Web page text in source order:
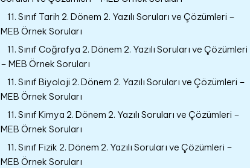
11. Sınıf Tarih 2. Dönem 2. Yazılı Soruları ve Çözümleri –
MEB Örnek Soruları
11. Sınıf Coğrafya 2. Dönem 2. Yazılı Soruları ve Çözümleri
– MEB Örnek Soruları
11. Sınıf Biyoloji 2. Dönem 2. Yazılı Soruları ve Çözümleri –
MEB Örnek Soruları
11. Sınıf Kimya 2. Dönem 2. Yazılı Soruları ve Çözümleri –
MEB Örnek Soruları
11. Sınıf Fizik 2. Dönem 2. Yazılı Soruları ve Çözümleri –
MEB Örnek Soruları